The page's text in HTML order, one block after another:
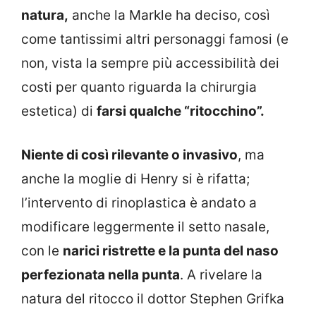
natura, anche la Markle ha deciso, così
come tantissimi altri personaggi famosi (e
non, vista la sempre più accessibilità dei
costi per quanto riguarda la chirurgia
estetica) di farsi qualche “ritocchino”.
Niente di così rilevante o invasivo, ma
anche la moglie di Henry si è rifatta;
l’intervento di rinoplastica è andato a
modificare leggermente il setto nasale,
con le narici ristrette e la punta del naso
perfezionata nella punta. A rivelare la
natura del ritocco il dottor Stephen Grifka